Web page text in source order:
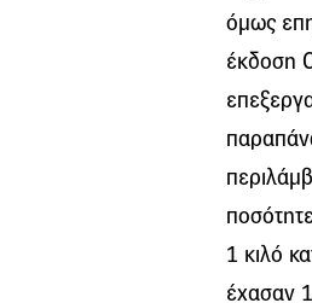
όμως
έκδοση
1 κιλό
έχασαν